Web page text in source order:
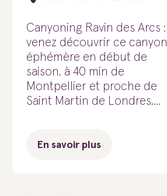
Canyoning Ravin des Arcs :
venez découvrir ce canyon
éphémère en début de
saison, à 40 min de
Montpellier et proche de
Saint Martin de Londres,...
En savoir plus